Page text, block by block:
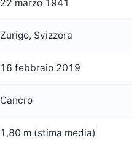
22 marzo 1941
Zurigo, Svizzera
16 febbraio 2019
Cancro
1,80 m (stima media)